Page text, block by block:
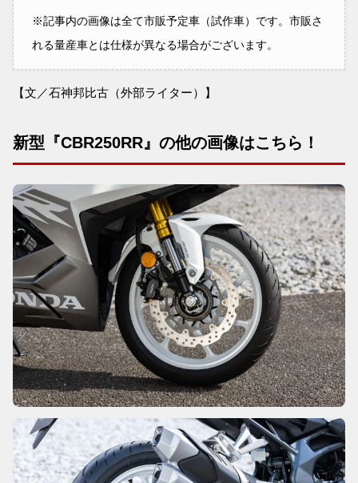
※記事内の画像は全て市販予定車（試作車）です。市販さ
れる量産車とは仕様が異なる場合がございます。
【文／石神邦比古（外部ライター）】
新型『CBR250RR』の他の画像はこちら！